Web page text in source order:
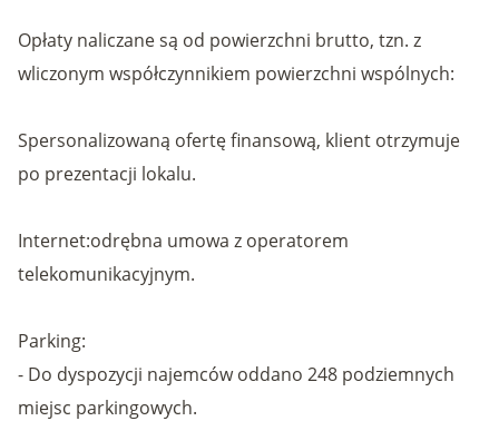
Opłaty naliczane są od powierzchni brutto, tzn. z
wliczonym współczynnikiem powierzchni wspólnych:
Spersonalizowaną ofertę finansową, klient otrzymuje
po prezentacji lokalu.
Internet:odrębna umowa z operatorem
telekomunikacyjnym.
Parking:
- Do dyspozycji najemców oddano 248 podziemnych
miejsc parkingowych.